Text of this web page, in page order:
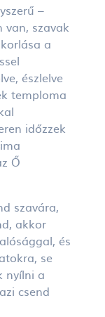
–
van, szavak
a
észlelve
temploma
időzzek
Ő
szavára,
akkor
és
se
nyílni a
csend